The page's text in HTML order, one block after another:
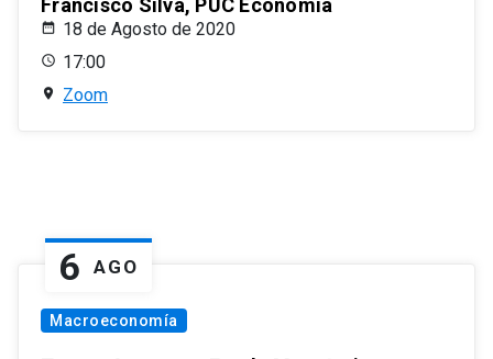
Francisco Silva, PUC Economía
18 de Agosto de 2020
17:00
Zoom
6 AGO
Macroeconomía